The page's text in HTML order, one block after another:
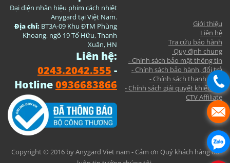
Đại diện nhãn hiệu phim cách nhiệt
Anygard tại Việt Nam.
Địa chỉ: BT3A-09 Khu ĐTM Phùng
Khoang, ngõ 19 Tố Hữu, Thanh
Xuân, HN
Liên hệ:
0243.2042.555 -
Hotline0936683866
Giới thiệu
Liên hệ
Tra cứu bảo hành
Quy định chung
- Chính sách bảo mật thông tin
- Chính sách bảo hành, đổi trả
- Chính sách thanh toán
- Chính sách giải quyết khiếu nại
CTV Affiliate
Copyright © 2016 by Anygard Viet nam - Cảm ơn Quý khách hàng đã